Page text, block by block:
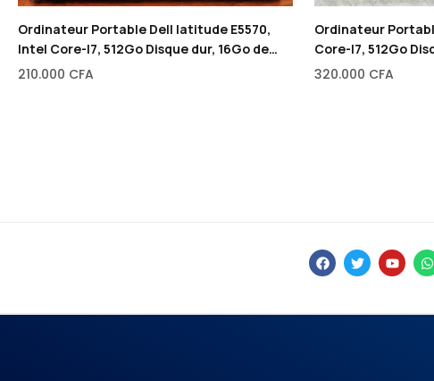
Ordinateur Portable Dell latitude E5570,
Intel Core-I7, 512Go Disque dur, 16Go de
RAM, 2 Go Dédié de Carte graphique
210.000 CFA
Ordinateur
Core-I7, 512Go
RAM, 4 Go Dédié
320.000 CFA